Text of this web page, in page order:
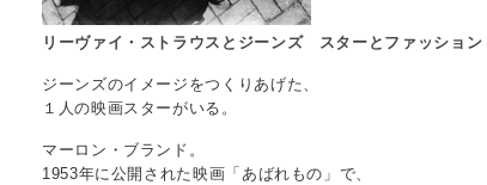
リーヴァイ・ストラウスとジーンズ スターとファッション
ジーンズのイメージをつくりあげた、
１人の映画スターがいる。
マーロン・ブランド。
1953年に公開された映画「あばれもの」で、